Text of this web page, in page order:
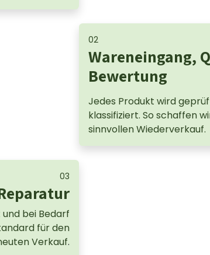
02
Wareneingang,
Bewertung
Jedes Produkt wird
klassifiziert. So schaffen
sinnvollen Wiederverkauf.
03
bei Bedarf
für den
Verkauf.